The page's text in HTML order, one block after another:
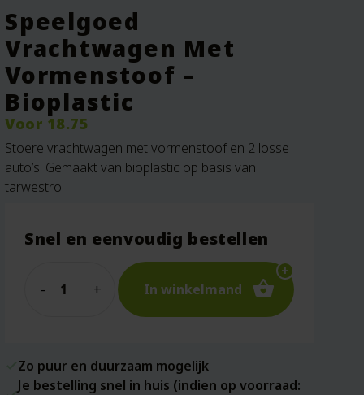
Speelgoed
Vrachtwagen Met
Vormenstoof –
Bioplastic
Voor 18.75
Stoere vrachtwagen met vormenstoof en 2 losse
auto’s. Gemaakt van bioplastic op basis van
tarwestro.
Snel en eenvoudig bestellen
In winkelmand
Zo puur en duurzaam mogelijk
Je bestelling snel in huis (indien op voorraad: